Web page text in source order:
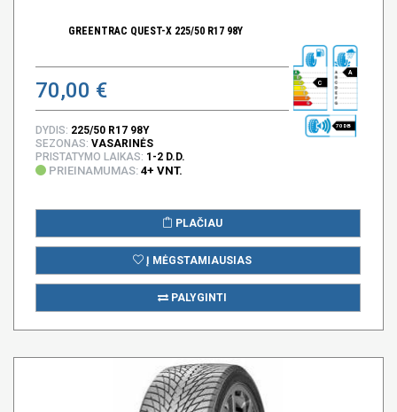
GREENTRAC QUEST-X 225/50 R17 98Y
70,00 € C
A
70 DB
DYDIS: 225/50 R17 98Y
SEZONAS: VASARINĖS
PRISTATYMO LAIKAS: 1-2 D.D.
PRIEINAMUMAS: 4+ VNT.
PLAČIAU
Į MĖGSTAMIAUSIAS
PALYGINTI